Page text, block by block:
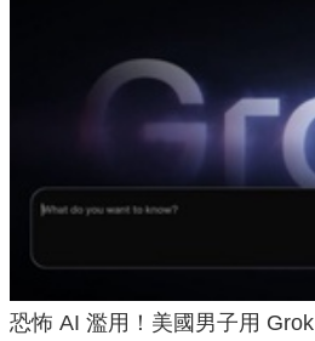
恐怖 AI 濫用！美國男子用